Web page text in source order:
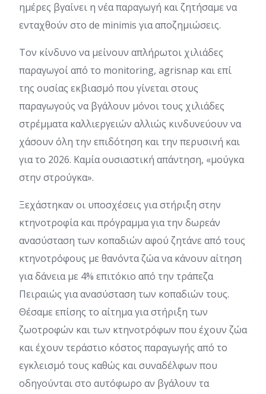
ημέρες βγαίνει η νέα παραγωγή και ζητήσαμε να
ενταχθούν στο de minimis για αποζημιώσεις.
Τον κίνδυνο να μείνουν απλήρωτοι χιλιάδες
παραγωγοί από το monitoring, agrisnap και επί
της ουσίας εκβιασμό που γίνεται στους
παραγωγούς να βγάλουν μόνοι τους χιλιάδες
στρέμματα καλλιεργειών αλλιώς κινδυνεύουν να
χάσουν όλη την επιδότηση και την περυσινή και
για το 2026. Καμία ουσιαστική απάντηση, «μούγκα
στην στρούγκα».
Ξεχάστηκαν οι υποσχέσεις για στήριξη στην
κτηνοτροφία και πρόγραμμα για την δωρεάν
ανασύσταση των κοπαδιών αφού ζητάνε από τους
κτηνοτρόφους με θανόντα ζώα να κάνουν αίτηση
για δάνεια με 4% επιτόκιο από την τράπεζα
Πειραιώς για ανασύσταση των κοπαδιών τους.
Θέσαμε επίσης το αίτημα για στήριξη των
ζωοτροφών και των κτηνοτρόφων που έχουν ζώα
και έχουν τεράστιο κόστος παραγωγής από το
εγκλεισμό τους καθώς και συναδέλφων που
οδηγούνται στο αυτόφωρο αν βγάλουν τα